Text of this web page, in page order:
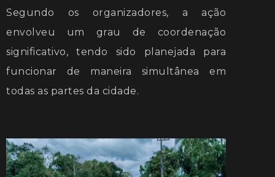
Segundo os organizadores, a ação
envolveu um grau de coordenação
significativo, tendo sido planejada para
funcionar de maneira simultânea em
todas as partes da cidade.